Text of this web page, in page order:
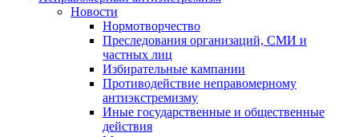
Новости
Нормотворчество
Преследования организаций, СМИ и
частных лиц
Избирательные кампании
Противодействие неправомерному
антиэкстремизму
Иные государственные и общественные
действия